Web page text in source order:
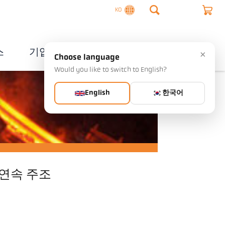
KO
기업
속 주조
×
Choose language
Would you like to switch to English?
English 한국어